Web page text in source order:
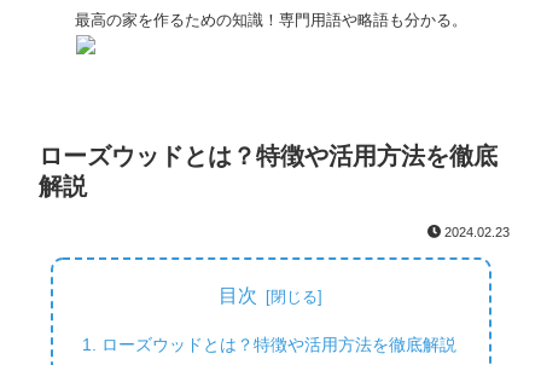
最高の家を作るための知識！専門用語や略語も分かる。
ローズウッドとは？特徴や活用方法を徹底
解説
2024.02.23
目次
ローズウッドとは？特徴や活用方法を徹底解説